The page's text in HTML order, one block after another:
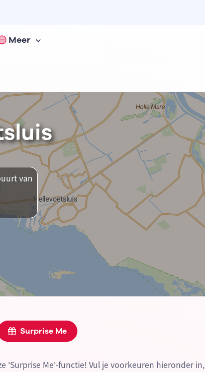
Meer
van
Surprise Me
'Surprise Me'-functie! Vul je voorkeuren hieronder in,